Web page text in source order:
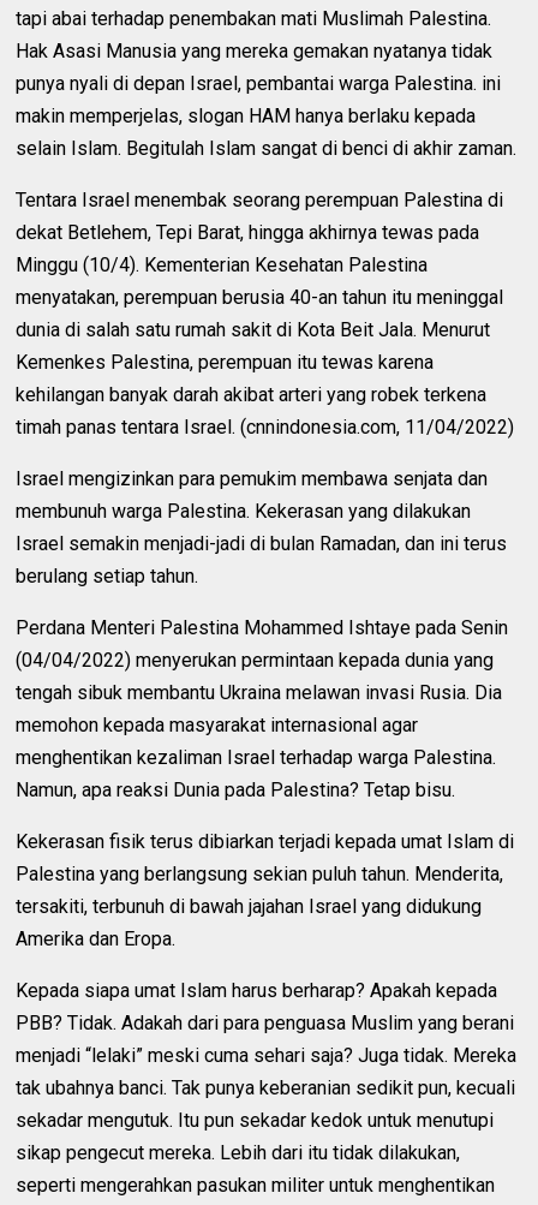
tapi abai terhadap penembakan mati Muslimah Palestina.
Hak Asasi Manusia yang mereka gemakan nyatanya tidak
punya nyali di depan Israel, pembantai warga Palestina. ini
makin memperjelas, slogan HAM hanya berlaku kepada
selain Islam. Begitulah Islam sangat di benci di akhir zaman.
Tentara Israel menembak seorang perempuan Palestina di
dekat Betlehem, Tepi Barat, hingga akhirnya tewas pada
Minggu (10/4). Kementerian Kesehatan Palestina
menyatakan, perempuan berusia 40-an tahun itu meninggal
dunia di salah satu rumah sakit di Kota Beit Jala. Menurut
Kemenkes Palestina, perempuan itu tewas karena
kehilangan banyak darah akibat arteri yang robek terkena
timah panas tentara Israel. (cnnindonesia.com, 11/04/2022)
Israel mengizinkan para pemukim membawa senjata dan
membunuh warga Palestina. Kekerasan yang dilakukan
Israel semakin menjadi-jadi di bulan Ramadan, dan ini terus
berulang setiap tahun.
Perdana Menteri Palestina Mohammed Ishtaye pada Senin
(04/04/2022) menyerukan permintaan kepada dunia yang
tengah sibuk membantu Ukraina melawan invasi Rusia. Dia
memohon kepada masyarakat internasional agar
menghentikan kezaliman Israel terhadap warga Palestina.
Namun, apa reaksi Dunia pada Palestina? Tetap bisu.
Kekerasan fisik terus dibiarkan terjadi kepada umat Islam di
Palestina yang berlangsung sekian puluh tahun. Menderita,
tersakiti, terbunuh di bawah jajahan Israel yang didukung
Amerika dan Eropa.
Kepada siapa umat Islam harus berharap? Apakah kepada
PBB? Tidak. Adakah dari para penguasa Muslim yang berani
menjadi “lelaki” meski cuma sehari saja? Juga tidak. Mereka
tak ubahnya banci. Tak punya keberanian sedikit pun, kecuali
sekadar mengutuk. Itu pun sekadar kedok untuk menutupi
sikap pengecut mereka. Lebih dari itu tidak dilakukan,
seperti mengerahkan pasukan militer untuk menghentikan